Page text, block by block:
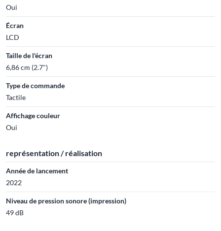
Oui
Écran
LCD
Taille de l'écran
6,86 cm (2.7")
Type de commande
Tactile
Affichage couleur
Oui
représentation / réalisation
Année de lancement
2022
Niveau de pression sonore (impression)
49 dB